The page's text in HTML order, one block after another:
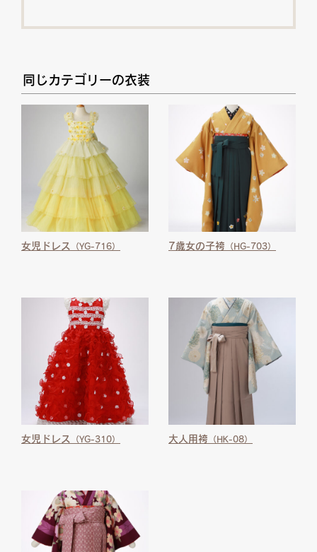
同じカテゴリーの衣装
女児ドレス （YG-716） 7歳女の子袴 （HG-703）
女児ドレス （YG-310） 大人用袴 （HK-08）